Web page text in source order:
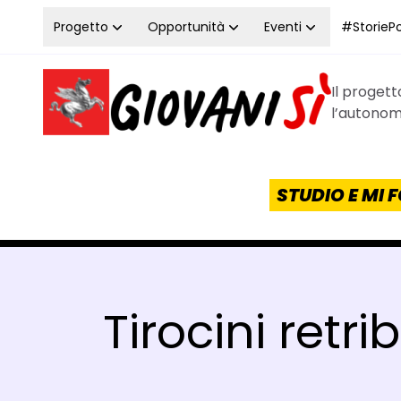
Vai al contenuto
Progetto Opportunità Eventi
Homepage Giovanisì - Progetto della Regione
Il
STUDIO E MI
Tirocini